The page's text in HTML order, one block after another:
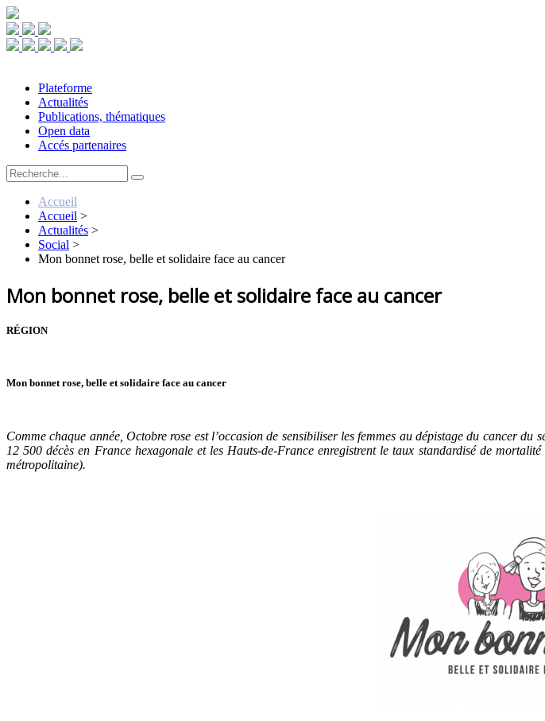
Plateforme
Actualités
Publications, thématiques
Open data
Accés partenaires
Accueil
Accueil >
Actualités >
Social >
Mon bonnet rose, belle et solidaire face au cancer
Mon bonnet rose, belle et solidaire face au cancer
RÉGION
Mon bonnet rose, belle et solidaire face au cancer
Comme chaque année, Octobre rose est l’occasion de sensibiliser les femmes au dépistage du cancer
12 500 décès en France hexagonale et les Hauts-de-France enregistrent le taux standardisé de
métropolitaine).